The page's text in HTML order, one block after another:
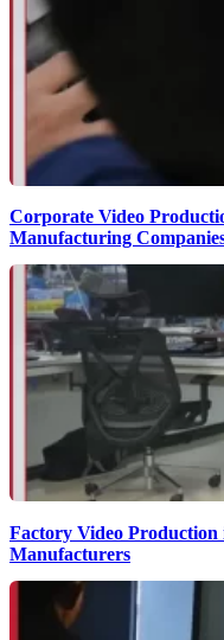
Corporate Video
Manufacturing
Factory Video
Manufacturers